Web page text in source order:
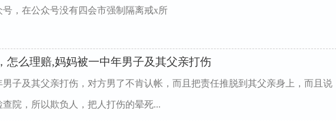
号，在公众号没有四会市强制隔离戒x所
怎么理赔,妈妈被一中年男子及其父亲打伤
男子及其父亲打伤，对方男了不肯认帐，而且把责任推脱到其父亲身上，而且说
院，所以欺负人，把人打伤的晕死...